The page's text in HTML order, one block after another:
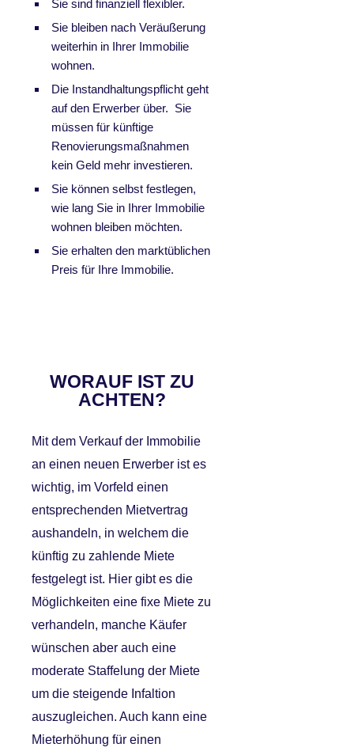
Sie sind finanziell flexibler.
Sie bleiben nach Veräußerung
weiterhin in Ihrer Immobilie
wohnen.
Die Instandhaltungspflicht geht
auf den Erwerber über. Sie
müssen für künftige
Renovierungsmaßnahmen
kein Geld mehr investieren.
Sie können selbst festlegen,
wie lang Sie in Ihrer Immobilie
wohnen bleiben möchten.
Sie erhalten den marktüblichen
Preis für Ihre Immobilie.
WORAUF IST ZU
ACHTEN?
Mit dem Verkauf der Immobilie
an einen neuen Erwerber ist es
wichtig, im Vorfeld einen
entsprechenden Mietvertrag
aushandeln, in welchem die
künftig zu zahlende Miete
festgelegt ist. Hier gibt es die
Möglichkeiten eine fixe Miete zu
verhandeln, manche Käufer
wünschen aber auch eine
moderate Staffelung der Miete
um die steigende Infaltion
auszugleichen. Auch kann eine
Mieterhöhung für einen